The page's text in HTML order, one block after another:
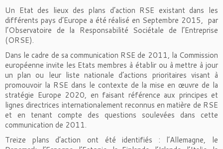
Un Etat des lieux des plans d’action RSE existant dans les
différents pays d’Europe a été réalisé en Septembre 2015, par
l’Observatoire de la Responsabilité Sociétale de l’Entreprise
(ORSE).
Dans le cadre de sa communication RSE de 2011, la Commission
européenne invite les Etats membres à établir ou à mettre à jour
un plan ou leur liste nationale d’actions prioritaires visant à
promouvoir la RSE dans le contexte de la mise en œuvre de la
stratégie Europe 2020, en faisant référence aux principes et
lignes directrices internationalement reconnus en matière de RSE
et en tenant compte des questions soulevées dans cette
communication de 2011.
Treize plans d’action ont été identifiés : l’Allemagne, le